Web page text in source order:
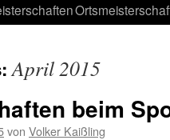
April 2015
beim
von Volker Kaißling